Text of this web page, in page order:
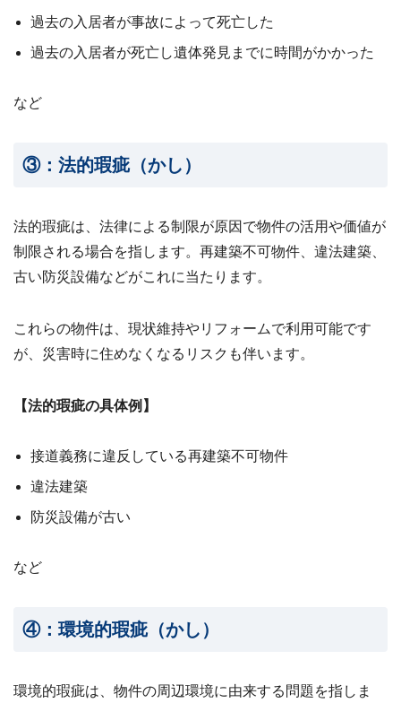
過去の入居者が事故によって死亡した
過去の入居者が死亡し遺体発見までに時間がかかった
など
③：法的瑕疵（かし）
法的瑕疵は、法律による制限が原因で物件の活用や価値が
制限される場合を指します。再建築不可物件、違法建築、
古い防災設備などがこれに当たります。
これらの物件は、現状維持やリフォームで利用可能です
が、災害時に住めなくなるリスクも伴います。
【法的瑕疵の具体例】
接道義務に違反している再建築不可物件
違法建築
防災設備が古い
など
④：環境的瑕疵（かし）
環境的瑕疵は、物件の周辺環境に由来する問題を指しま